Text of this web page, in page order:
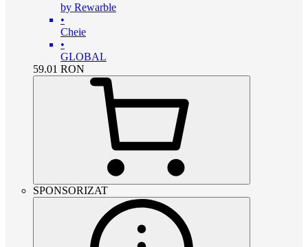
by Rewarble
•
Cheie
•
GLOBAL
59.01 RON
SPONSORIZAT